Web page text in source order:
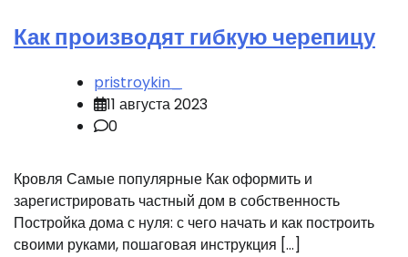
Как производят гибкую черепицу
pristroykin_
11 августа 2023
0
Кровля Самые популярные Как оформить и
зарегистрировать частный дом в собственность
Постройка дома с нуля: с чего начать и как построить
своими руками, пошаговая инструкция […]